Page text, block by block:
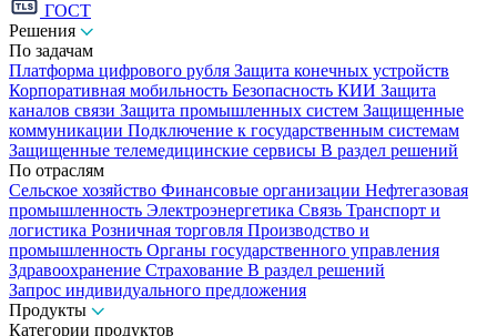
ГОСТ
Решения
По задачам
Платформа цифрового рубля Защита конечных устройств
Корпоративная мобильность Безопасность КИИ Защита
каналов связи Защита промышленных систем Защищенные
коммуникации Подключение к государственным системам
Защищенные телемедицинские сервисы В раздел решений
По отраслям
Сельское хозяйство Финансовые организации Нефтегазовая
промышленность Электроэнергетика Связь Транспорт и
логистика Розничная торговля Производство и
промышленность Органы государственного управления
Здравоохранение Страхование В раздел решений
Запрос индивидуального предложения
Продукты
Категории продуктов